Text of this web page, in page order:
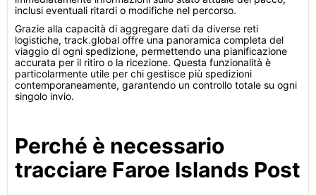
inclusi eventuali ritardi o modifiche nel percorso.
Grazie alla capacità di aggregare dati da diverse reti
logistiche, track.global offre una panoramica completa del
viaggio di ogni spedizione, permettendo una pianificazione
accurata per il ritiro o la ricezione. Questa funzionalità è
particolarmente utile per chi gestisce più spedizioni
contemporaneamente, garantendo un controllo totale su ogni
singolo invio.
Perché è necessario
tracciare Faroe Islands Post